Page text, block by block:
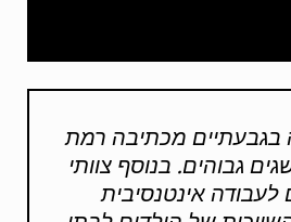
בגבעתיים מכתיבה רמת
גבוהים. בנוסף צוותי
אינטנסיבית